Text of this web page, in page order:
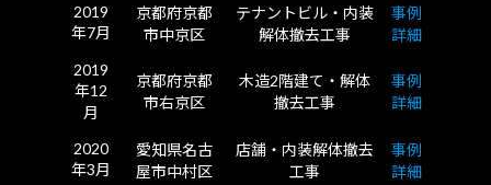
2019
年7月
京都府京都
市中京区
テナントビル・内装
解体撤去工事
事例
詳細
2019
年12
月
京都府京都
市右京区
木造2階建て・解体
撤去工事
事例
詳細
2020
年3月
愛知県名古
屋市中村区
店舗・内装解体撤去
工事
事例
詳細